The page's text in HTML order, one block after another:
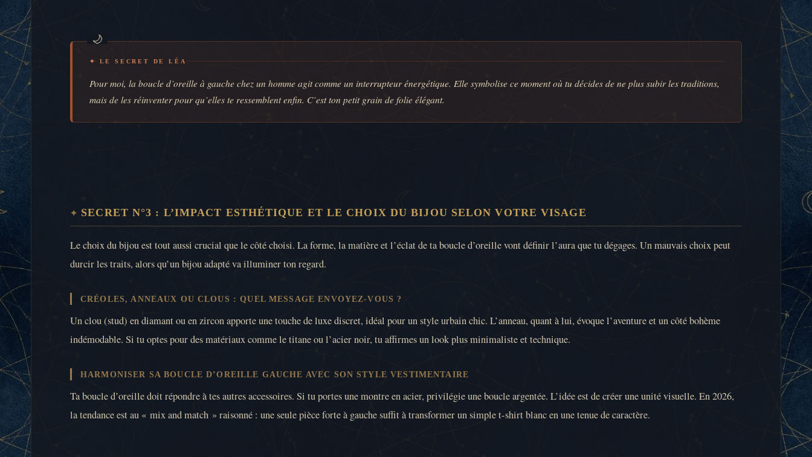
✦ LE SECRET DE LÉA
Pour moi, la boucle d’oreille à gauche chez un homme agit comme un interrupteur énergétique. Elle symbolise ce moment où tu décides de ne plus subir les traditions,
mais de les réinventer pour qu’elles te ressemblent enfin. C’est ton petit grain de folie élégant.
SECRET N°3 : L’IMPACT ESTHÉTIQUE ET LE CHOIX DU BIJOU SELON VOTRE VISAGE
Le choix du bijou est tout aussi crucial que le côté choisi. La forme, la matière et l’éclat de ta boucle d’oreille vont définir l’aura que tu dégages. Un mauvais choix peut
durcir les traits, alors qu’un bijou adapté va illuminer ton regard.
CRÉOLES, ANNEAUX OU CLOUS : QUEL MESSAGE ENVOYEZ-VOUS ?
Un clou (stud) en diamant ou en zircon apporte une touche de luxe discret, idéal pour un style urbain chic. L’anneau, quant à lui, évoque l’aventure et un côté bohème
indémodable. Si tu optes pour des matériaux comme le titane ou l’acier noir, tu affirmes un look plus minimaliste et technique.
HARMONISER SA BOUCLE D’OREILLE GAUCHE AVEC SON STYLE VESTIMENTAIRE
Ta boucle d’oreille doit répondre à tes autres accessoires. Si tu portes une montre en acier, privilégie une boucle argentée. L’idée est de créer une unité visuelle. En 2026,
la tendance est au « mix and match » raisonné : une seule pièce forte à gauche suffit à transformer un simple t-shirt blanc en une tenue de caractère.